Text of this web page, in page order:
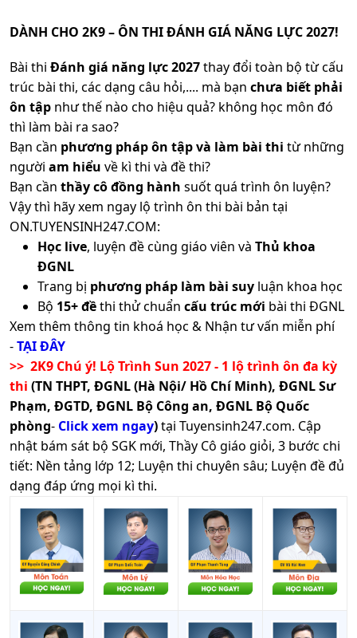
DÀNH CHO 2K9 – ÔN THI ĐÁNH GIÁ NĂNG LỰC 2027!
Bài thi Đánh giá năng lực 2027thay đổi toàn bộ từ cấu
trúc bài thi, các dạng câu hỏi,.... mà bạn chưa biết phải
ôn tập như thế nào cho hiệu quả? không học môn đó
thì làm bài ra sao?
Bạn cần phương pháp ôn tập và làm bài thi từ những
người am hiểu về kì thi và đề thi?
Bạn cần thầy cô đồng hành suốt quá trình ôn luyện?
Vậy thì hãy xem ngay lộ trình ôn thi bài bản tại
ON.TUYENSINH247.COM:
Học live, luyện đề cùng giáo viên và Thủ khoa
ĐGNL
Trang bị phương pháp làm bài suy luận khoa học
Bộ 15+ đềthi thử chuẩn cấu trúc mới bài thi ĐGNL
Xem thêm thông tin khoá học & Nhận tư vấn miễn phí
-TẠI ĐÂY
>> 2K9 Chú ý! Lộ Trình Sun 2027 - 1 lộ trình ôn đa kỳ
thi (TN THPT, ĐGNL (Hà Nội/ Hồ Chí Minh), ĐGNL Sư
Phạm, ĐGTD, ĐGNL Bộ Công an, ĐGNL Bộ Quốc
phòng- Click xem ngay)tại Tuyensinh247.com. Cập
nhật bám sát bộ SGK mới, Thầy Cô giáo giỏi, 3 bước chi
tiết: Nền tảng lớp 12; Luyện thi chuyên sâu; Luyện đề đủ
dạng đáp ứng mọi kì thi.